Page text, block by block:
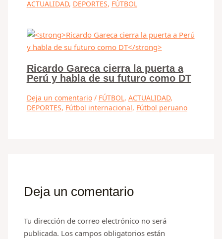
ACTUALIDAD, DEPORTES, FÚTBOL
Ricardo Gareca cierra la puerta a
Perú y habla de su futuro como DT
Deja un comentario / FÚTBOL, ACTUALIDAD,
DEPORTES, Fútbol internacional, Fútbol peruano
Deja un comentario
Tu dirección de correo electrónico no será
publicada. Los campos obligatorios están